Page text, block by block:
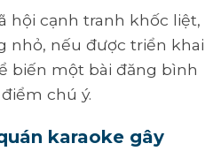
hội cạnh tranh khốc liệt,
nhỏ, nếu được triển khai
biến một bài đăng bình
chú ý.
karaoke gây